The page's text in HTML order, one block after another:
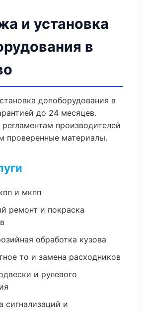
и установка
в
допоборудования в
до 24 месяцев.
производителей
проверенные материалы.
и мкпп
ремонт и покраска
обработка кузова
то и замена расходников
и рулевого
сигнализаций и